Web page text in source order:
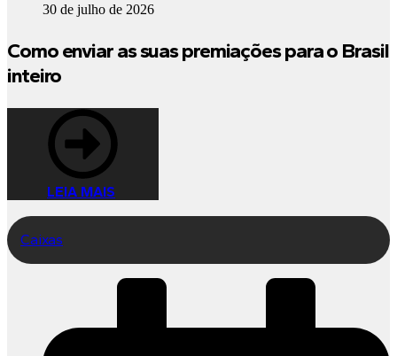
30 de julho de 2026
Como enviar as suas premiações para o Brasil
inteiro
LEIA MAIS
Caixas